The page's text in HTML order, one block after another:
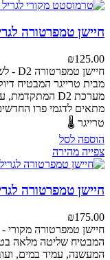
חיישן טמפרטורה
₪125.00
חיישן טמפרטורה D2 - לשליטה מושלמת בבישול!
מבית טרייגר המבטיח
מערכת D2 המתקדמת, עמיד במים, ועובר בדיקות קפדניות במפעל.
מתאים לדגמי פרו
טרייגר 🌡️
הוספה לסל
צפייה מהירה
חיישן טמפרטורה לגריל
₪175.00
חיישן טמפרטורה מקורי -
המבטיח שליטה מלאה
המעשנה, עמיד במים,